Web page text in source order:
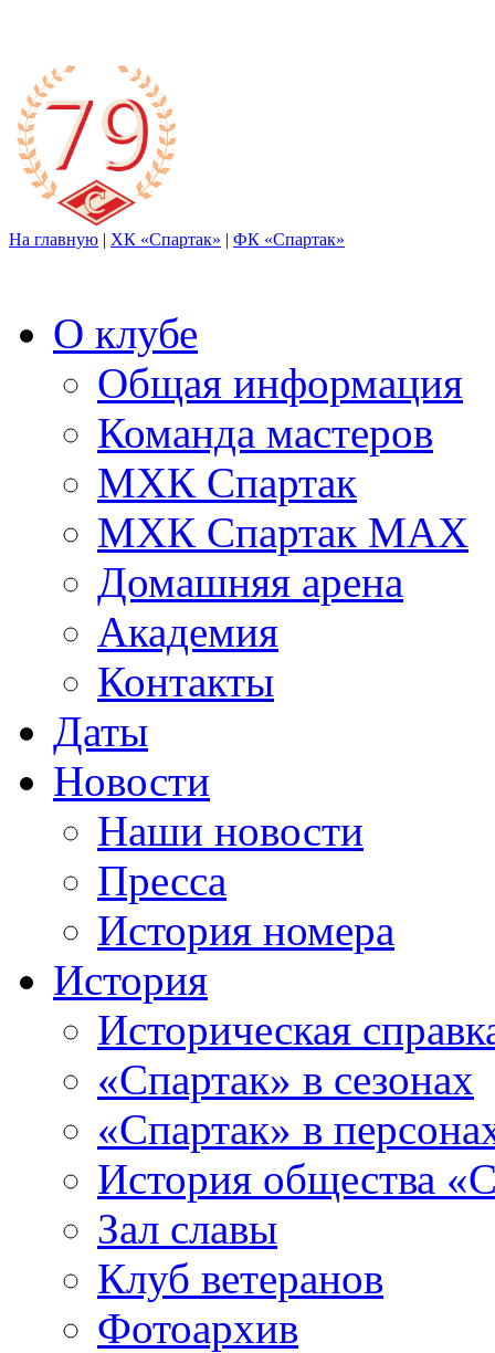
На главную | ХК «Спартак» | ФК «Спартак»
О клубе
Общая информация
Команда мастеров
МХК Спартак
МХК Спартак МАХ
Домашняя арена
Академия
Контакты
Даты
Новости
Наши новости
Пресса
История номера
История
Историческая
«Спартак» в сезонах
«Спартак» в
История общества
Зал славы
Клуб ветеранов
Фотоархив